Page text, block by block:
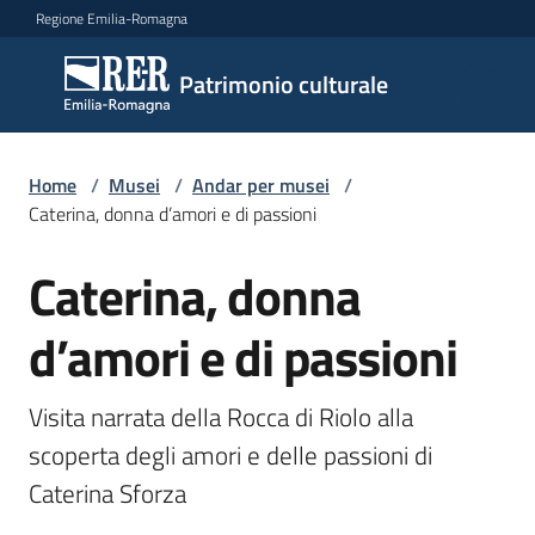
Vai al contenuto
Vai alla navigazione
Vai al footer
Regione Emilia-Romagna
Patrimonio culturale
Patrimonio
culturale
Argomenti
Novità
Servizi
Leggi
Atti
Home / Musei / Andar per musei /
Caterina, donna d’amori e di passioni
Salta al contenuto
Caterina, donna
d’amori e di passioni
Visita narrata della Rocca di Riolo alla
scoperta degli amori e delle passioni di
Caterina Sforza